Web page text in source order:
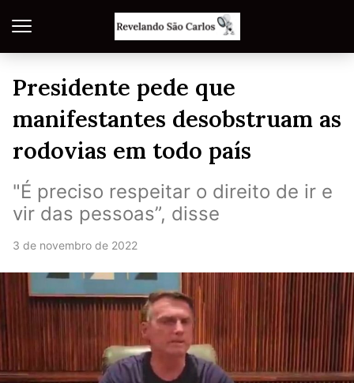
Presidente pede que
manifestantes desobstruam as
rodovias em todo país
"É preciso respeitar o direito de ir e
vir das pessoas”, disse
3 de novembro de 2022